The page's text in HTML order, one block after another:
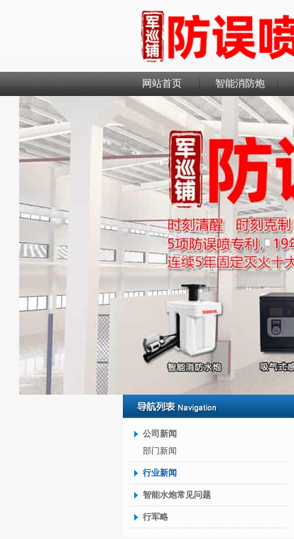
网站首页 智能消防炮
联系我们
公司新闻
部门新闻
行业新闻
智能水炮常见问题
行军略